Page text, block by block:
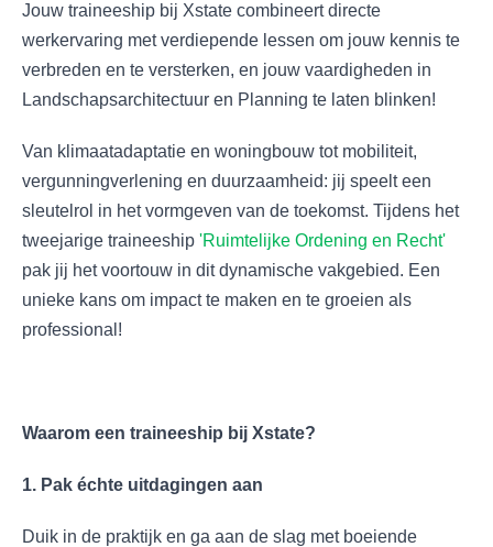
Jouw traineeship bij Xstate combineert directe
werkervaring met verdiepende lessen om jouw kennis te
verbreden en te versterken, en jouw vaardigheden in
Landschapsarchitectuur en Planning te laten blinken!
Van klimaatadaptatie en woningbouw tot mobiliteit,
vergunningverlening en duurzaamheid: jij speelt een
sleutelrol in het vormgeven van de toekomst. Tijdens het
tweejarige traineeship 'Ruimtelijke Ordening en Recht'
pak jij het voortouw in dit dynamische vakgebied. Een
unieke kans om impact te maken en te groeien als
professional!
Waarom een traineeship bij Xstate?
1. Pak échte uitdagingen aan
Duik in de praktijk en ga aan de slag met boeiende